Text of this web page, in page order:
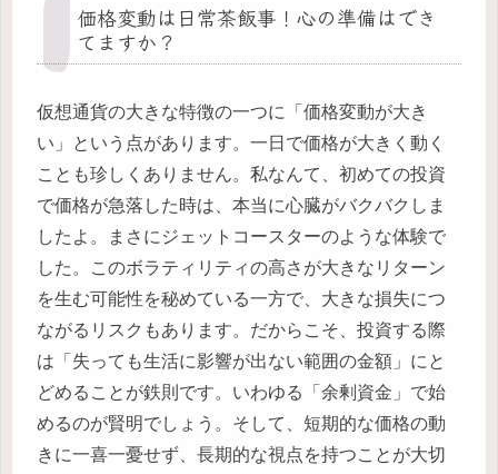
価格変動は日常茶飯事！心の準備はでき
てますか？
仮想通貨の大きな特徴の一つに「価格変動が大き
い」という点があります。一日で価格が大きく動く
ことも珍しくありません。私なんて、初めての投資
で価格が急落した時は、本当に心臓がバクバクしま
したよ。まさにジェットコースターのような体験で
した。このボラティリティの高さが大きなリターン
を生む可能性を秘めている一方で、大きな損失につ
ながるリスクもあります。だからこそ、投資する際
は「失っても生活に影響が出ない範囲の金額」にと
どめることが鉄則です。いわゆる「余剰資金」で始
めるのが賢明でしょう。そして、短期的な価格の動
きに一喜一憂せず、長期的な視点を持つことが大切